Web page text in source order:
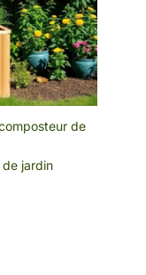
de
de jardin